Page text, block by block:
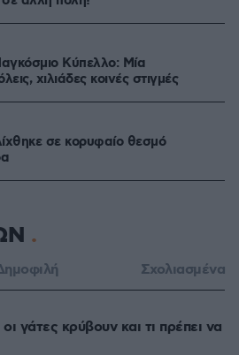
Kύπελλο: Μία
χιλιάδες κοινές στιγμές
σε κορυφαίο θεσμό
Σχολιασμένα
γάτες κρύβουν και τι πρέπει να